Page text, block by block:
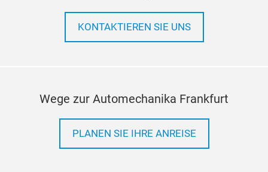
KONTAKTIEREN SIE UNS
Wege zur Automechanika Frankfurt
PLANEN SIE IHRE ANREISE